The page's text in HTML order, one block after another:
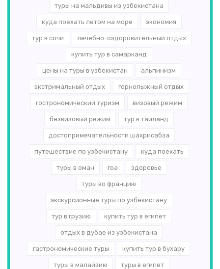
туры на мальдивы из узбекистана
куда поехать летом на море экономия
тур в сочи лечебно-оздоровительный отдых
купить тур в самарканд
цены на туры в узбекистан альпинизм
экстримальный отдых горнолыжный отдых
гострономический туризм визовый режим
безвизовый режим тур в таиланд
достопримечательности шахрисабза
путешествие по узбекистану куда поехать
туры в оман гоа здоровье
туры во францию
экскурсионные туры по узбекистану
тур в грузию купить тур в египет
отдых в дубае из узбекистана
гастрономические туры купить тур в бухару
туры в малайзию туры в египет